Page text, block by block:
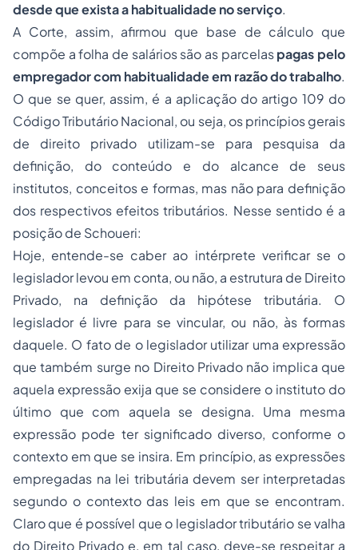
desde que exista a habitualidade no serviço.
A Corte, assim, afirmou que base de cálculo que
compõe a folha de salários são as parcelaspagas pelo
empregador com habitualidade em razão do trabalho.
O que se quer, assim, é a aplicação do artigo 109 do
Código Tributário Nacional, ou seja, os princípios gerais
de direito privado utilizam-se para pesquisa da
definição, do conteúdo e do alcance de seus
institutos, conceitos e formas, mas não para definição
dos respectivos efeitos tributários. Nesse sentido é a
posição de Schoueri:
Hoje, entende­-se caber ao intérprete verificar se o
legislador levou em conta, ou não, a estrutura de Direito
Privado, na definição da hipótese tributária. O
legislador é livre para se vincular, ou não, às formas
daquele. O fato de o legislador utilizar uma expressão
que também surge no Direito Privado não implica que
aquela expressão exija que se considere o instituto do
último que com aquela se designa. Uma mesma
expressão pode ter significado diverso, conforme o
contexto em que se insira. Em princípio, as expressões
empregadas na lei tributária devem ser interpretadas
segundo o contexto das leis em que se encontram.
Claro que é possível que o legislador tributário se valha
do Direito Privado e, em tal caso, deve­-se respeitar a